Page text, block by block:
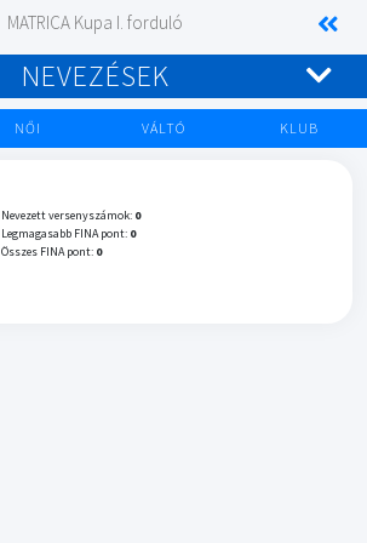
MATRICA Kupa I. forduló
NEVEZÉSEK
NŐI VÁLTÓ KLUB
Nevezett versenyszámok: 0
Legmagasabb FINA pont: 0
Összes FINA pont: 0